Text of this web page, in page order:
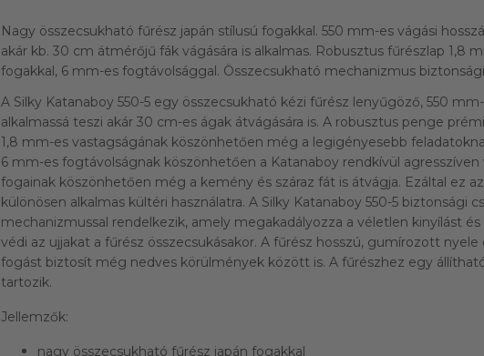
Nagy összecsukható fűrész japán stílusú fogakkal. 550 mm-es vágási
akár kb. 30 cm átmérőjű fák vágására is alkalmas. Robusztus fűrészlap 1,8
fogakkal, 6 mm-es fogtávolsággal. Összecsukható mechanizmus
A Silky Katanaboy 550-5 egy összecsukható kézi fűrész lenyűgöző, 550
alkalmassá teszi akár 30 cm-es ágak átvágására is. A robusztus penge
1,8 mm-es vastagságának köszönhetően még a legigényesebb
6 mm-es fogtávolságnak köszönhetően a Katanaboy rendkívül agresszíven
fogainak köszönhetően még a kemény és száraz fát is átvágja. Ezáltal ez
különösen alkalmas kültéri használatra. A Silky Katanaboy 550-5 biztonsági
mechanizmussal rendelkezik, amely megakadályozza a véletlen kinyílást
védi az ujjakat a fűrész összecsukásakor. A fűrész hosszú, gumírozott
fogást biztosít még nedves körülmények között is. A fűrészhez egy
tartozik.
Jellemzők:
nagy összecsukható fűrész japán fogakkal